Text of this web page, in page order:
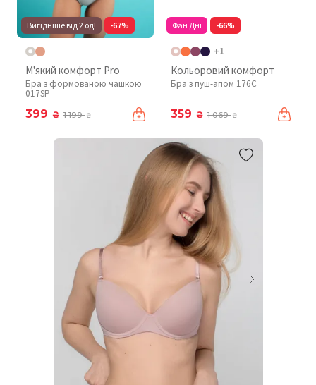
Вигідніше від 2 од! -67%
М'який комфорт Pro
Бра з формованою чашкою
017SP
399 ₴ 1 199₴
Фан Дні -66%
+1
Кольоровий комфорт
Бра з пуш-апом 176C
359 ₴ 1 069₴